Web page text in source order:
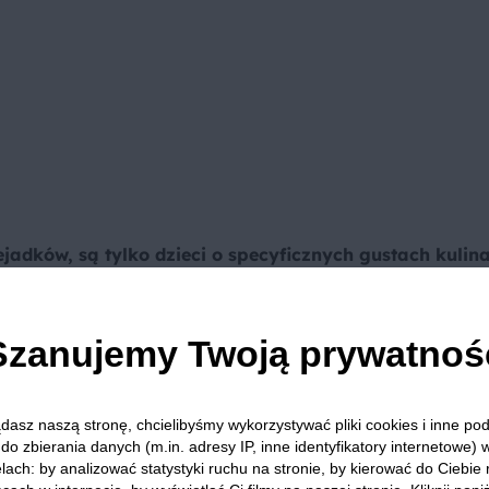
są tylko dzieci o specyficznych gustach
sposobu na to jak sprawdzić, by pociechy bardzo
podania jedzenia, lub sprytne skomponowanie
że nadziejesz ją smacznie i zdrowo, a stanie się
z łatwością przemycisz składniki sałatki, której
jaką będzie miało jedząc taki fajowski obiad w
Twoją
naszą stronę, chcielibyśmy wykorzystywać pliki cookies i inne
zbierania danych (m.in. adresy IP, inne identyfikatory internetowe)
by analizować statystyki ruchu na stronie, by kierować do Ciebie